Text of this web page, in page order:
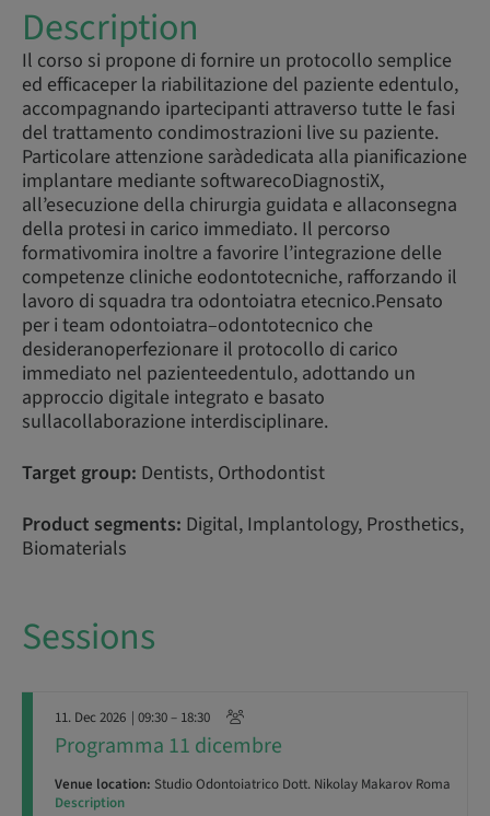
Description
Il corso si propone di fornire un protocollo semplice
ed efficaceper la riabilitazione del paziente edentulo,
accompagnando ipartecipanti attraverso tutte le fasi
del trattamento condimostrazioni live su paziente.
Particolare attenzione saràdedicata alla pianificazione
implantare mediante softwarecoDiagnostiX,
all’esecuzione della chirurgia guidata e allaconsegna
della protesi in carico immediato. Il percorso
formativomira inoltre a favorire l’integrazione delle
competenze cliniche eodontotecniche, rafforzando il
lavoro di squadra tra odontoiatra etecnico.Pensato
per i team odontoiatra–odontotecnico che
desideranoperfezionare il protocollo di carico
immediato nel pazienteedentulo, adottando un
approccio digitale integrato e basato
sullacollaborazione interdisciplinare.
Target group: Dentists, Orthodontist
Product segments: Digital, Implantology, Prosthetics,
Biomaterials
Sessions
11. Dec 2026 | 09:30 – 18:30
Programma 11 dicembre
Venue location: Studio Odontoiatrico Dott. Nikolay Makarov Roma
Description